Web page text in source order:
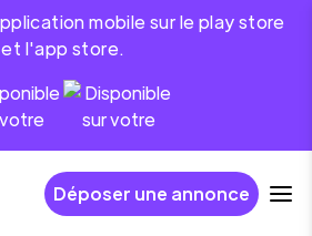
mobile sur le play store
et l'app store.
Déposer une annonce